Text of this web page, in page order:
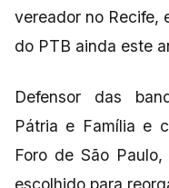
vereador no Recife,
do PTB ainda este
Defensor das
Pátria e Família e
Foro de São